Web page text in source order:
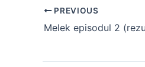
b
o
o
A
p
p
e
n
g
PREVIOUS
Melek episodul 2